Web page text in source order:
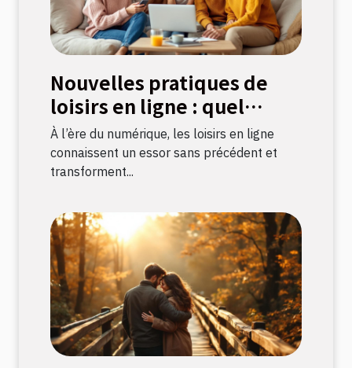
Nouvelles pratiques de
loisirs en ligne : quel
impact sur la culture
française ?
À l’ère du numérique, les loisirs en ligne
connaissent un essor sans précédent et
transforment...